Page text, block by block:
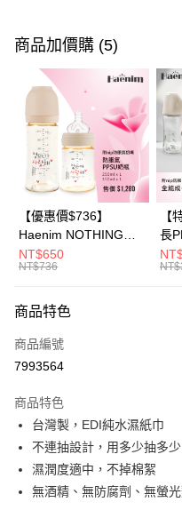
信用卡一次付款
信用卡分期付款
3 期 0 利率 每期 NT$600
合作金庫商業銀行
華南商業銀行
上海商業儲蓄銀行
國泰世華商業銀行
臺灣中小企業銀行
匯豐（台灣）商業銀行
元大商業銀行
台灣樂天信用卡公司
6 期 0 利率 每期NT$300
合作金庫商業銀行
華南商業銀行
上海商業儲蓄銀行
國泰世華商業銀行
臺灣中小企業銀行
匯豐（台灣）商業銀行
聯邦商業銀行
玉山商業銀行
台灣樂天信用卡公司
LINE Pay
Apple Pay
悠遊付
Google Pay
相關說明
【大哥付你分期使用說明】
1.本服務由台灣大哥大提供，台
2.付款方式選擇「大哥付你分期
成交易。
3.實際核准額度、可分期數及費
4.訂單成立30分鐘內，如未前往
消。如遇「轉專審核」未通過狀
法說明評估內容。
1.分期款項不併入電信帳單，「
AFTEE先享後付
相關說明
AFTEE先享後付是「在收到商品
便利好安心！
１．簡單：不需註冊會員、不需
２．便利：只要手機號碼，簡訊
３．安心：先確認商品／服務後，
ATM付款
運送方式
宅配
每筆NT$100，滿NT$1,000(含
商品加價購 (5)
【優惠價$736】
Haenim NOTHING™
多合一PPSU防脹氣奶
瓶 2入組
NT$650
NT$736
【
長
商品特色
商品編號
7993564
商品特色
台灣製，EDI純水濕紙巾
不連抽設計，用多少抽多少
濕潤度適中，不掉棉絮
無酒精、無防腐劑、無螢